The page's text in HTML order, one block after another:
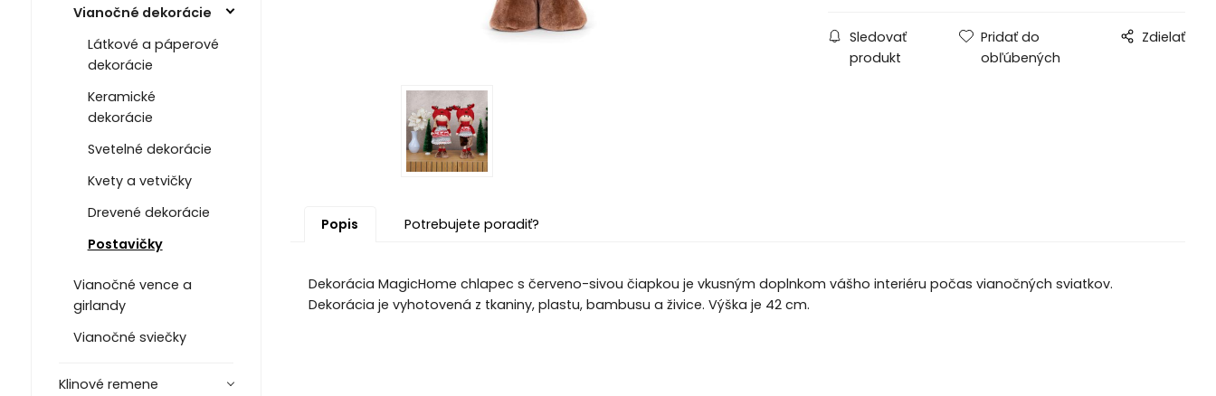
Vianočné dekorácie
Látkové a páperové
dekorácie
Keramické
dekorácie
Svetelné dekorácie
Kvety a vetvičky
Drevené dekorácie
Postavičky
Vianočné vence a
girlandy
Vianočné sviečky
Klinové remene
Sledovať
produkt
Pridať do
obľúbených
Zdielať
Popis Potrebujete poradiť?
Dekorácia MagicHome chlapec s červeno-sivou čiapkou je vkusným doplnkom vášho interiéru počas vianočných sviatkov.
Dekorácia je vyhotovená z tkaniny, plastu, bambusu a živice. Výška je 42 cm.